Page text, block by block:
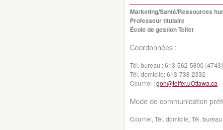
Marketing/Santé/Ressources
Professeur titulaire
École de gestion Telfer
Coordonnées :
Tél. bureau :613-562-5800 (4743)
Tél. domicile:613-738-2332
Courriel :goh@telfer.uOttawa.ca
Mode de communication
Courriel, Tél. domicile, Tél. bureau